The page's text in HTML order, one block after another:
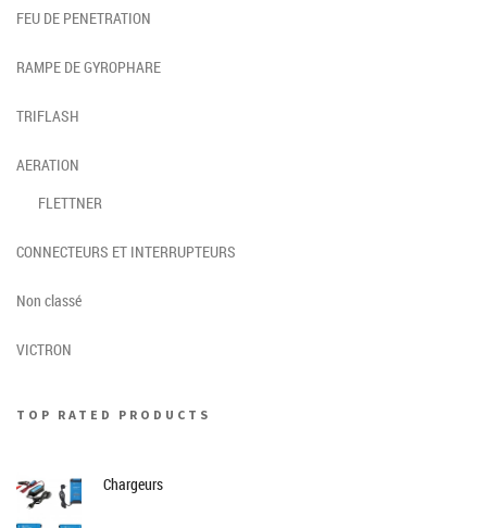
FEU DE PENETRATION
RAMPE DE GYROPHARE
TRIFLASH
AERATION
FLETTNER
CONNECTEURS ET INTERRUPTEURS
Non classé
VICTRON
TOP RATED PRODUCTS
Chargeurs